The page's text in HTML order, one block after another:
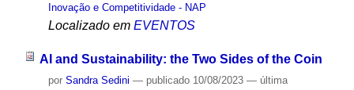
Inovação e Competitividade - NAP
Localizado em EVENTOS
AI and Sustainability: the Two Sides of the Coin
por Sandra Sedini — publicado10/08/2023 — última